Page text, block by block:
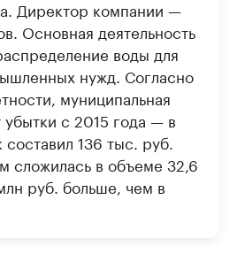
Директор компании —
Основная деятельность
воды для
нужд. Согласно
муниципальная
с 2015 года — в
136 тыс. руб.
сложилась в объеме 32,6
руб. больше, чем в